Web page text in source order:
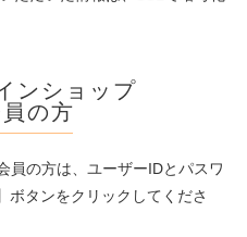
ンショップ
の方
員の方は、ユーザーIDとパスワ
ボタンをクリックしてくださ